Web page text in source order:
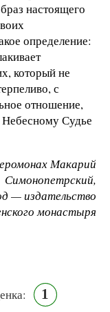
настоящего
определение:
который не
с
отношение,
Небесному Судье
Макарий
Симонопетрский,
— издательство
монастыря
1